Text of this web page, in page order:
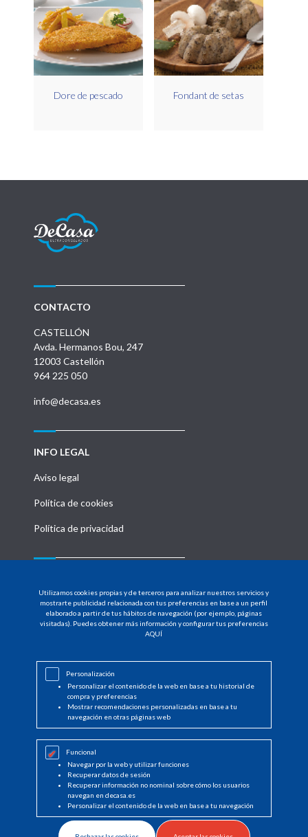
Utilizamos cookies propias y de terceros para analizar nuestros servicios y
mostrarte publicidad relacionada con tus preferencias en base a un perfil
elaborado a partir de tus hábitos de navegación (por ejemplo, páginas
visitadas). Puedes obtener más información y configurar tus preferencias
AQUÍ
Personalización
Personalizar el contenido de la web en base a tu historial de
compra y preferencias
Mostrar recomendaciones personalizadas en base a tu
navegación en otras páginas web
Funcional
Navegar por la web y utilizar funciones
Recuperar datos de sesión
Recuperar información no nominal sobre cómo los usuarios
navegan en decasa.es
Personalizar el contenido de la web en base a tu navegación
Dore de pescado Fondant de setas
CONTACTO
CASTELLÓN
Avda. Hermanos Bou, 247
12003 Castellón
964 225 050
info@decasa.es
INFO LEGAL
Aviso legal
Política de cookies
Política de privacidad
HOME
PRODUCTOS
NOTICIAS
CONTACTO
INICIAR SESIÓN
© Copyright 2022 DeCasa
by Boreal Open Systems - Desarrollo Proyectos